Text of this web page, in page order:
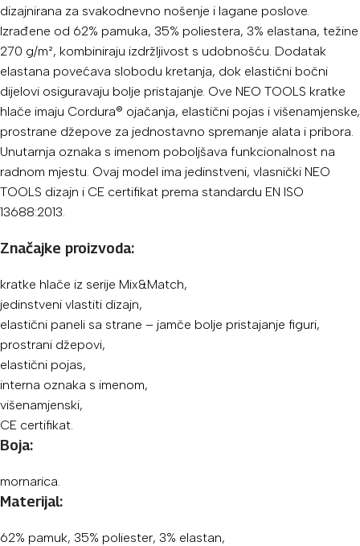
dizajnirana za svakodnevno nošenje i lagane poslove.
Izrađene od 62% pamuka, 35% poliestera, 3% elastana, težine
270 g/m², kombiniraju izdržljivost s udobnošću. Dodatak
elastana povećava slobodu kretanja, dok elastični bočni
dijelovi osiguravaju bolje pristajanje. Ove NEO TOOLS kratke
hlače imaju Cordura® ojačanja, elastični pojas i višenamjenske,
prostrane džepove za jednostavno spremanje alata i pribora.
Unutarnja oznaka s imenom poboljšava funkcionalnost na
radnom mjestu. Ovaj model ima jedinstveni, vlasnički NEO
TOOLS dizajn i CE certifikat prema standardu EN ISO
13688:2013.
Značajke proizvoda:
kratke hlače iz serije Mix&Match,
jedinstveni vlastiti dizajn,
elastični paneli sa strane – jamče bolje pristajanje figuri,
prostrani džepovi,
elastični pojas,
interna oznaka s imenom,
višenamjenski,
CE certifikat.
Boja:
mornarica.
Materijal:
62% pamuk, 35% poliester, 3% elastan,